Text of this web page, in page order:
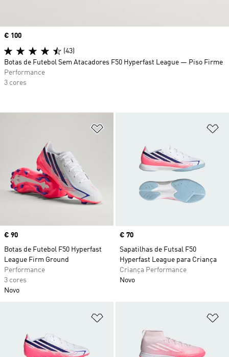
Price
€ 90
Botas de Futebol F50 Hyperfast
League Firm Ground
Performance
3 cores
Novo
Price
€ 70
Sapatilhas de Futsal F50
Hyperfast League para Criança
Criança Performance
Novo
Price
€ 100
(43)
Botas de Futebol Sem Atacadores F50 Hyperfast League — Piso Firme
Performance
3 cores